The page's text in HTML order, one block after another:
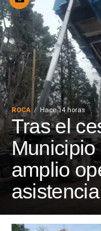
ROCA Hace 14 horas
Tras el
Municipio
amplio